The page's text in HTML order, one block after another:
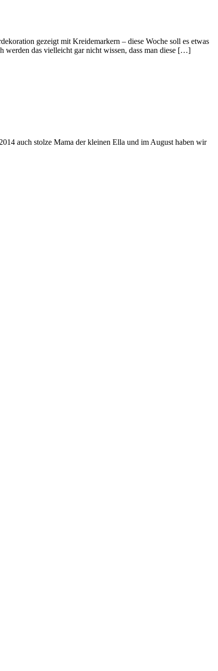
gezeigt mit Kreidemarkern – diese Woche soll es etwas
werden das vielleicht gar nicht wissen, dass man diese […]
auch stolze Mama der kleinen Ella und im August haben wir